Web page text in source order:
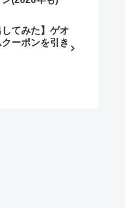
してみた】ゲオ
ーポンを引き